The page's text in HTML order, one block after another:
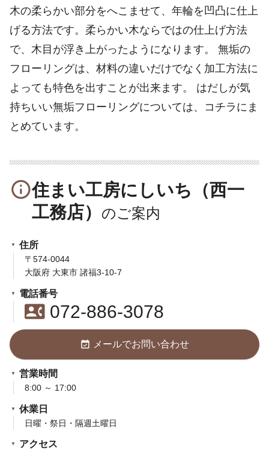
木の柔らかい部分をへこませて、年輪を凹凸に仕上
げる方法です。柔らかい木ならではの仕上げ方法
で、木目が浮き上がったようになります。 無垢の
フローリングは、材料の違いだけでなく加工方法に
よっても特色を出すことが出来ます。 はだしが気
持ちいい無垢フローリングについては、コチラにま
とめています。
info_outline住まい工房にしいち（西一
工務店）
住所
〒574-0044
大阪府 大東市 諸福3-10-7
電話番号
contact_phone072-886-3078
event_available メールでお問い合わせ
営業時間
8:00 ～ 17:00
休業日
日曜・祭日・隔週土曜日
アクセス